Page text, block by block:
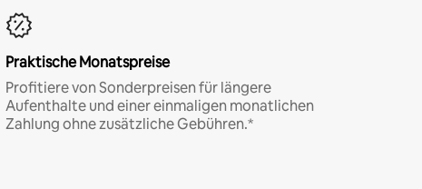
Praktische Monatspreise
Profitiere von Sonderpreisen für längere
Aufenthalte und einer einmaligen monatlichen
Zahlung ohne zusätzliche Gebühren.*